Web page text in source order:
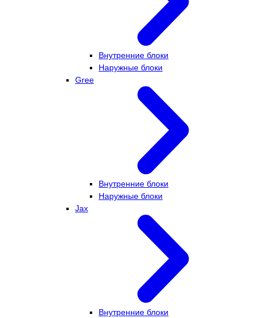
Внутренние блоки
Наружные блоки
Gree
Внутренние блоки
Наружные блоки
Jax
Внутренние блоки